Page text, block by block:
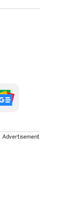
Advertisement